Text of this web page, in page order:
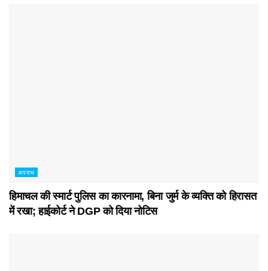
अपराध
हिमाचल की स्मार्ट पुलिस का कारनामा, बिना जुर्म के व्यक्ति को हिरासत
में रखा; हाईकोर्ट ने DGP को दिया नोटिस